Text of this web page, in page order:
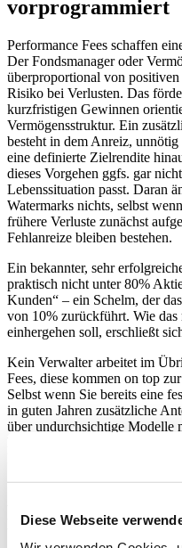
Diese Webseite
vorprogrammiert
Performance Fees schaffen
Der Fondsmanager oder
überproportional von
Risiko bei Verlusten. Das
kurzfristigen Gewinnen
Vermögensstruktur. Ein
besteht in dem Anreiz,
eine definierte Zielrendite
dieses Vorgehen ggfs. gar
Lebenssituation passt. Daran
Watermarks nichts, selbst
frühere Verluste zunächst
Fehlanreize bleiben bestehen.
Ein bekannter, sehr
praktisch nicht unter 80%
Kunden“ – ein Schelm, der
von 10% zurückführt. Wie
einhergehen soll, erschließt
Kein Verwalter arbeitet im
Fees, diese kommen on top
Selbst wenn Sie bereits eine
in guten Jahren zusätzliche
über undurchsichtige Modelle
Benchmarks wie nominalem
Kalenderjahr bei einer
Performance-